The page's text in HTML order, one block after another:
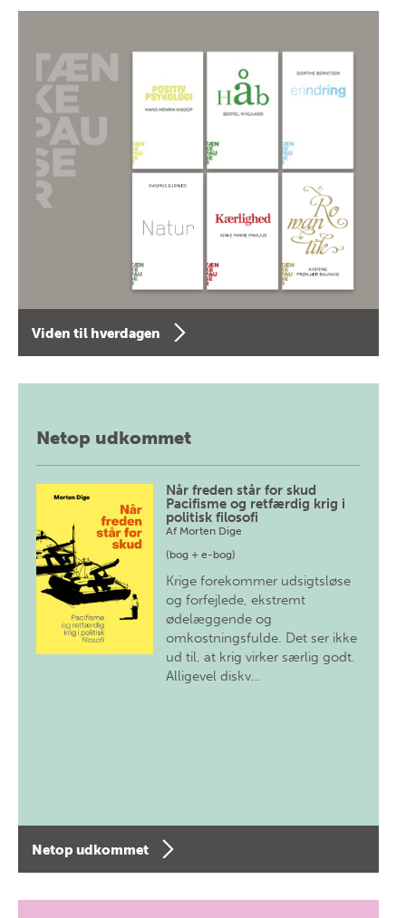
Viden til hverdagen
Netop udkommet
Når freden står for skud
Pacifisme og retfærdig krig i
politisk filosofi
Af Morten Dige
(bog + e-bog)
Krige forekommer udsigtsløse
og forfejlede, ekstremt
ødelæggende og
omkostningsfulde. Det ser ikke
ud til, at krig virker særlig godt.
Alligevel diskv…
Netop udkommet